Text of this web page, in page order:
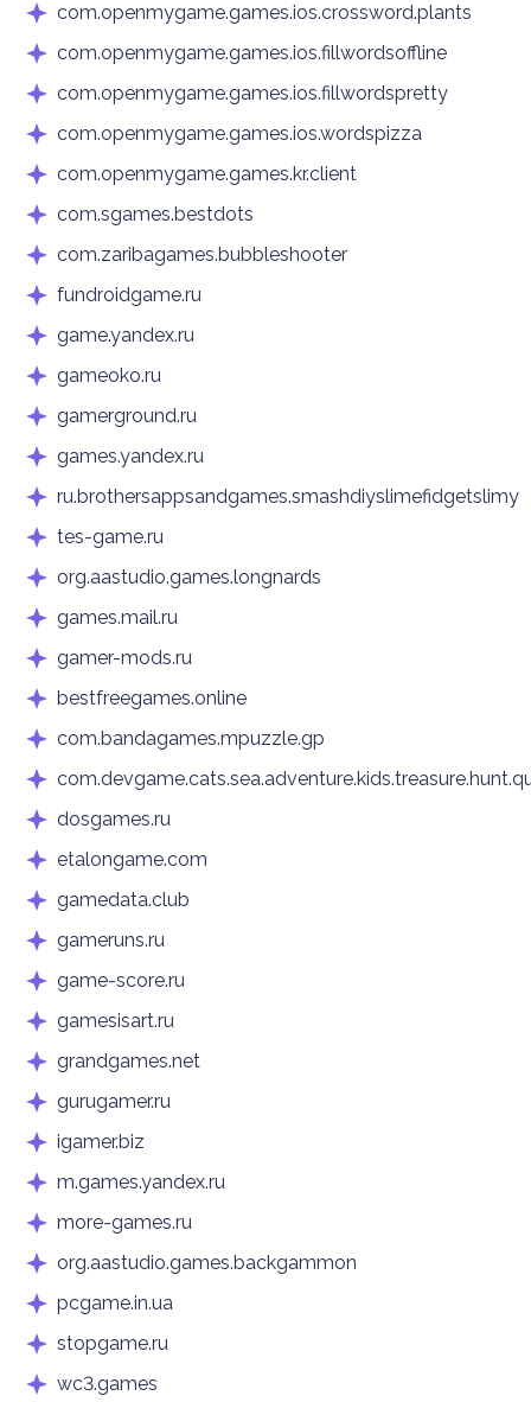
com.openmygame.games.ios.crossword.plants
com.openmygame.games.ios.fillwordsoffline
com.openmygame.games.ios.fillwordspretty
com.openmygame.games.ios.wordspizza
com.openmygame.games.kr.client
com.sgames.bestdots
com.zaribagames.bubbleshooter
fundroidgame.ru
game.yandex.ru
gameoko.ru
gamerground.ru
games.yandex.ru
ru.brothersappsandgames.smashdiyslimefidgetslimy
tes-game.ru
org.aastudio.games.longnards
games.mail.ru
gamer-mods.ru
bestfreegames.online
com.bandagames.mpuzzle.gp
dosgames.ru
etalongame.com
gamedata.club
gameruns.ru
game-score.ru
gamesisart.ru
grandgames.net
gurugamer.ru
igamer.biz
m.games.yandex.ru
more-games.ru
org.aastudio.games.backgammon
pcgame.in.ua
stopgame.ru
wc3.games